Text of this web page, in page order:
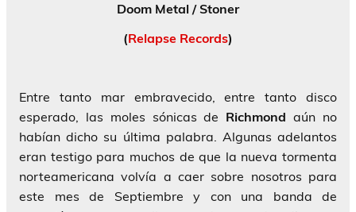
Doom Metal / Stoner
(Relapse Records)
Entre tanto mar embravecido, entre tanto disco
esperado, las moles sónicas de Richmond aún no
habían dicho su última palabra. Algunas adelantos
eran testigo para muchos de que la nueva tormenta
norteamericana volvía a caer sobre nosotros para
este mes de Septiembre y con una banda de